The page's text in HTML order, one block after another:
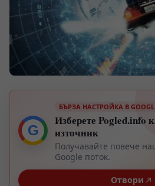
G
БЪРЗА НАСТРОЙКА В
Изберете Pogled.info
източник
Получавайте повече
Google поток.
Отвори